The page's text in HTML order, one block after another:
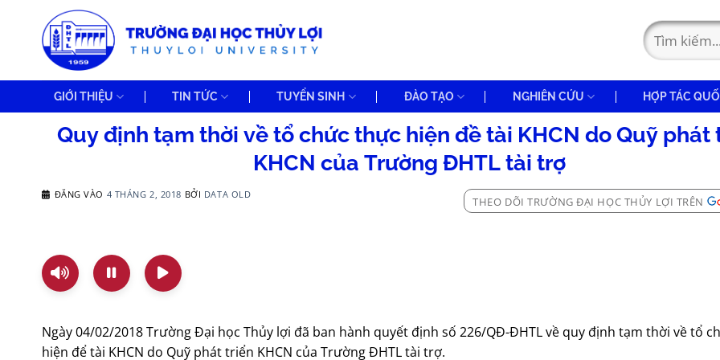
GIỚI THIỆU TIN TỨC TUYỂN SINH ĐÀO TẠO NGHIÊN CỨU HỢP TÁC
Quy định tạm thời về tổ chức thực hiện đề tài KHCN do Quỹ phát
KHCN của Trường ĐHTL tài trợ
ĐĂNG VÀO 4 THÁNG 2, 2018 BỞI DATA OLD
THEO DÕI TRƯỜNG ĐẠI HỌC THỦY LỢI TRÊN
Ngày 04/02/2018 Trường Đại học Thủy lợi đã ban hành quyết định số 226/QĐ-ĐHTL về quy định tạm thời về tổ
hiện để tài KHCN do Quỹ phát triển KHCN của Trường ĐHTL tài trợ.